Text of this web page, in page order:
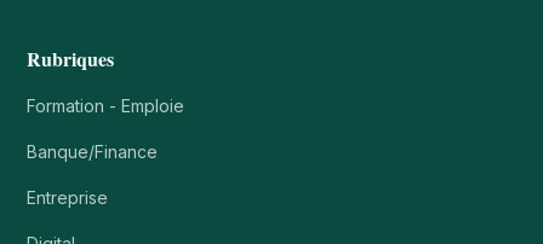
Rubriques
Formation - Emploie
Banque/Finance
Entreprise